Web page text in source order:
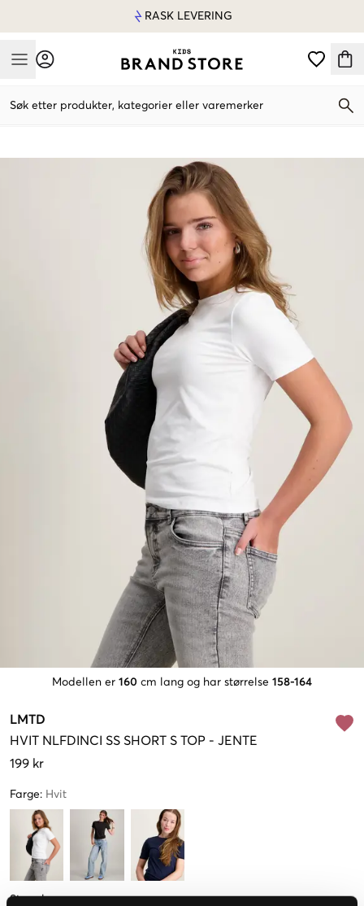
RASK LEVERING
Mobile Menu
Søk etter produkter, kategorier eller varemerker
Modellen er 160 cm lang og har størrelse 158-164
LMTD
HVIT NLFDINCI SS SHORT S TOP - JENTE
199 kr
Farge: Hvit
Størrelse